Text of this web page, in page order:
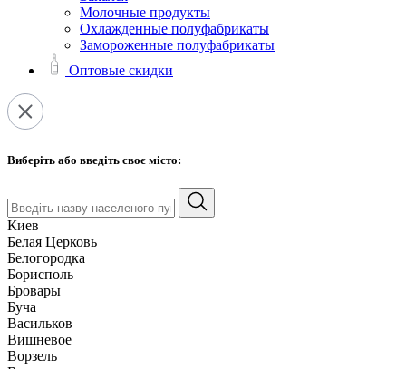
Молочные продукты
Охлажденные полуфабрикаты
Замороженные полуфабрикаты
Оптовые скидки
Виберіть або введіть своє місто:
Киев
Белая Церковь
Белогородка
Борисполь
Бровары
Буча
Васильков
Вишневое
Ворзель